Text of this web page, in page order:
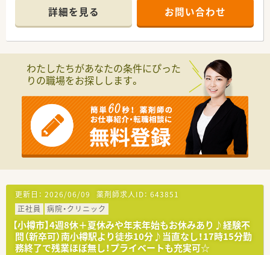
■勤務は平日は17時終業で残業はありません。土日祝はお休み
でしっかりプライベートの時間を持つことができます。
■地域医療の担い手として長く勤務いただける方、優遇いたしま
す！お気軽にお問合せください。
■人口約15,000人の「茅部郡森町」。
南北海道の内浦湾と秀峰駒ケ岳の周囲に位置し、海と山の両方
真夏でも30度を超えることはほとんどなく、真冬の冷え込み
も少なく年間平均気温が7～8度の温暖な気候です。
<アクセス>
■JR森駅からは徒歩10分強の立地でお車をお持ちでない方にも
生活していただけます。
■森町から函館市街地まではお車で約1時間程度。
す。
詳細を見る お問い合わせ
わたしたちがあなたの条件にぴった
りの職場をお探しします。
更新日： 2026/06/09 薬剤師求人ID： 643851
正社員
病院・クリニック
【小樽市】4週8休＋夏休みや年末年始もお休みあり♪経験不
問（新卒可）南小樽駅より徒歩10分♪当直なし！17時15分勤
務終了で残業ほぼ無し！プライベートも充実可☆